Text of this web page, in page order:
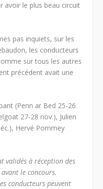
avoir le plus beau circuit
pas inquiets, sur les
les conducteurs
sur tous les autres
précédent avait une
(Penn ar Bed 25-26
27-28 nov.), Julien
Hervé Pommey
validés à réception des
le concours.
conducteurs peuvent